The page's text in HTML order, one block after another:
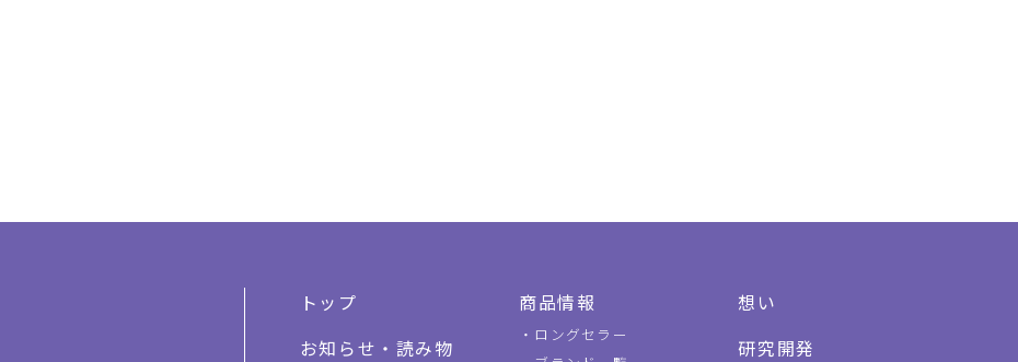
トップ
お知らせ・読み物
商品情報
ロングセラー
想い
研究開発